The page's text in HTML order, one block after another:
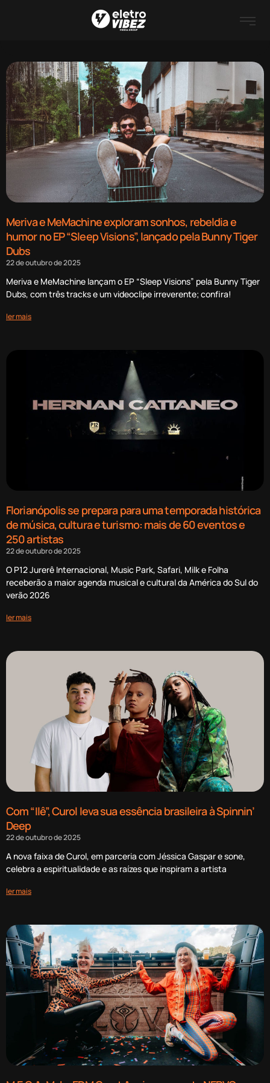
Meriva e MeMachine exploram sonhos, rebeldia e
humor no EP “Sleep Visions”, lançado pela Bunny Tiger
Dubs
22 de outubro de 2025
Meriva e MeMachine lançam o EP “Sleep Visions” pela Bunny Tiger
Dubs, com três tracks e um videoclipe irreverente; confira!
ler mais
Florianópolis se prepara para uma temporada histórica
de música, cultura e turismo: mais de 60 eventos e
250 artistas
22 de outubro de 2025
O P12 Jurerê Internacional, Music Park, Safari, Milk e Folha
receberão a maior agenda musical e cultural da América do Sul do
verão 2026
ler mais
Com “Ilê”, Curol leva sua essência brasileira à Spinnin’
Deep
22 de outubro de 2025
A nova faixa de Curol, em parceria com Jéssica Gaspar e sone,
celebra a espiritualidade e as raízes que inspiram a artista
ler mais